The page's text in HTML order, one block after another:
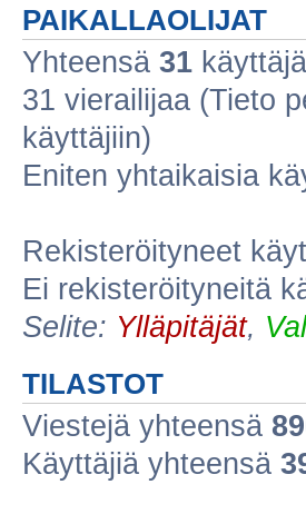
PAIKALLAOLIJAT
Yhteensä 31
31 vierailijaa (Tieto
käyttäjiin)
Eniten yhtaikaisia
Rekisteröityneet
Ei rekisteröityneitä
Selite: Ylläpitäjät,
TILASTOT
Viestejä yhteensä
Käyttäjiä yhteensä